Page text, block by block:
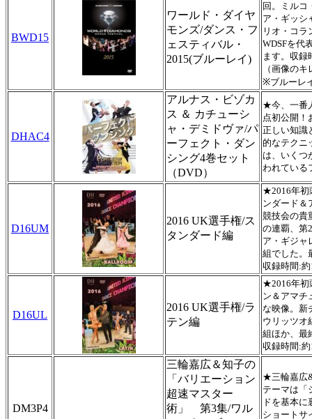
BWD15
ワールド・ダイヤ
モンズ/ダンス・フ
ェスティバル・
2015(ブルーレイ)
回。ミルコ
ア・ギッシ
リオ・コラ
WDSFを代
ます。収録
（画像の
※ブルーレ
DHAC4
アルナス・ビゾカ
ス ＆ カチューシ
ャ・デミドヴァ/パ
ーフェクト・ダン
シング4巻セット
（DVD）
★今、一番
点初公開！
正しい知識
的なテクニ
は、いくつ
われている
D16UM
2016 UK選手権/ス
タンダード編
★2016年初
ンダード＆
競技会の貴
の連覇、第
ア・ギジャ
組でした。
収録時間:
D16UL
2016 UK選手権/ラ
テン編
★2016年初
ン＆アマチ
な映像。新
ウリッツオ
組ほか、最
収録時間:
DM3P4
三輪嘉広＆知子の
「バリエーション
超速マスター
術」 第3集/ワル
★三輪嘉広
テーマは「
ドを基本
ショートサ